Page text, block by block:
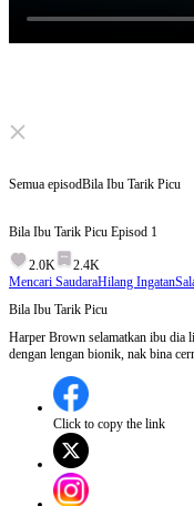
Semua episodBila Ibu Tarik Picu
Bila Ibu Tarik Picu Episod 1
2.0K
2.4K
Mencari SaudaraHilang Ingatan
Bila Ibu Tarik Picu
Harper Brown selamatkan ibu dia
dengan lengan bionik, nak bina
jadi "pakar" palsu. Harper
picu. Tembakan terakhir untuk
Click to copy the link